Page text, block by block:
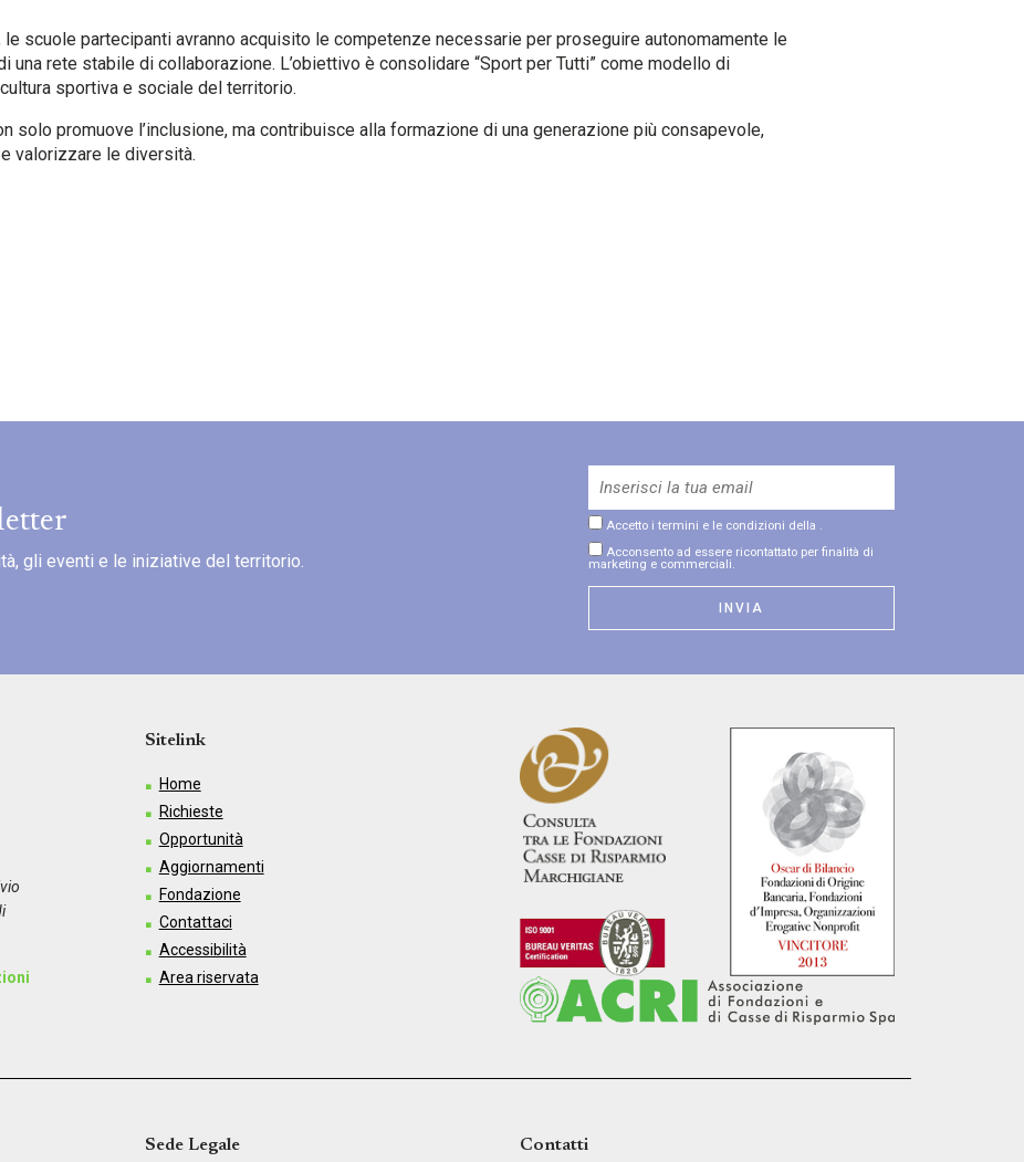
scuole partecipanti avranno acquisito le competenze necessarie per proseguire autonomamente le
una rete stabile di collaborazione. L’obiettivo è consolidare “Sport per Tutti” come modello di
sportiva e sociale del territorio.
solo promuove l’inclusione, ma contribuisce alla formazione di una generazione più consapevole,
valorizzare le diversità.
gli eventi e le iniziative del territorio.
Accetto i termini e le condizioni della
Acconsento ad essere ricontattato per finalità di
marketing e commerciali.
Sitelink
Home
Richieste
Opportunità
Aggiornamenti
Fondazione
Contattaci
Accessibilità
Area riservata
Sede Legale
Contatti